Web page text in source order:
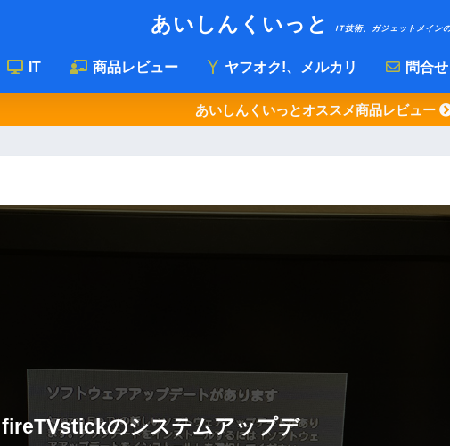
あいしんくいっと IT技術、ガジェットメイン
IT 商品レビュー ヤフオク!、メルカリ 問合せ
あいしんくいっとオススメ商品レビュー
fireTVstickのシステムアップデ